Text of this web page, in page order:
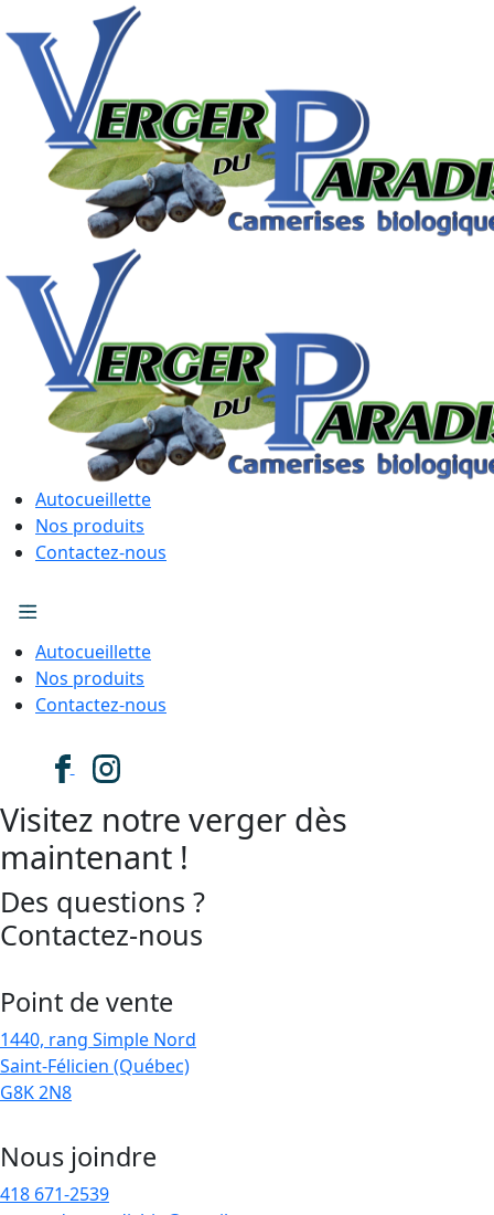
Autocueillette
Nos produits
Contactez-nous
Autocueillette
Nos produits
Contactez-nous
Visitez notre verger dès
maintenant !
Des questions ?
Contactez-nous
Point de vente
1440, rang Simple Nord
Saint-Félicien (Québec)
G8K 2N8
Nous joindre
418 671-2539